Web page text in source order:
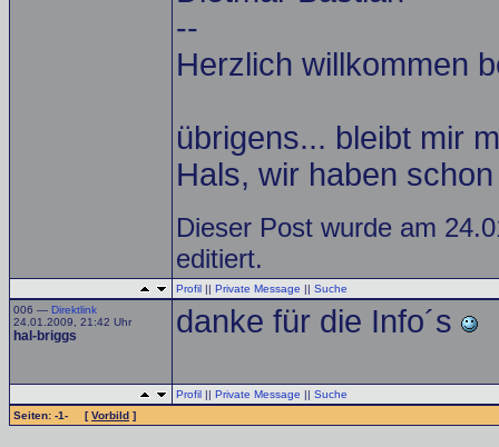
--
Herzlich willkommen
übrigens... bleibt mir
Hals, wir haben
Dieser Post wurde am
editiert.
Profil || Private Message || Suche
006 — Direktlink
24.01.2009, 21:42 Uhr
hal-briggs danke für die Info´s
Profil || Private Message || Suche
Seiten: -1- [Vorbild ]